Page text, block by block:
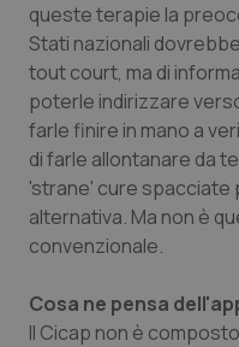
Tumori
Ulcera &
Vaccini
queste terapie la
Stati nazionali
tout court, ma di
poterle indirizzare
farle finire in mano a
di farle allontanare da
'strane' cure spacciate
alternativa. Ma non è
convenzionale.
Cosa ne pensa
Il Cicap non è